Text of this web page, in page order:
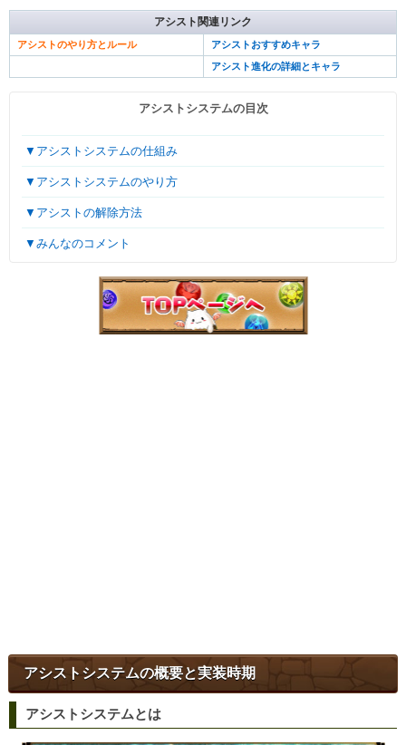
アシスト関連リンク
アシストのやり方とルール
アシストおすすめキャラ
アシスト進化の詳細とキャラ
アシストシステムの目次
▼アシストシステムの仕組み
▼アシストシステムのやり方
▼アシストの解除方法
▼みんなのコメント
アシストシステムの概要と実装時期
アシストシステムとは